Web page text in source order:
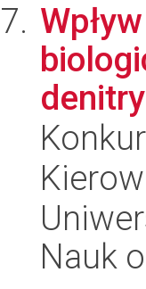
Nauk